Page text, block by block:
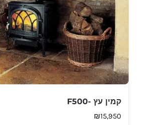
קמין עץ -F500
₪15,950